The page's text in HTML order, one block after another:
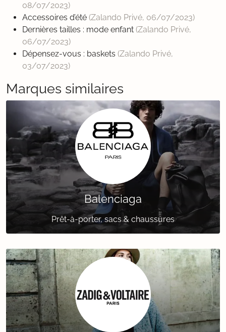
08/07/2023)
Accessoires d’été (Zalando Privé, 06/07/2023)
Dernières tailles : mode enfant (Zalando Privé,
06/07/2023)
Dépensez-vous : baskets (Zalando Privé,
03/07/2023)
Marques similaires
Balenciaga
Prêt-à-porter, sacs & chaussures